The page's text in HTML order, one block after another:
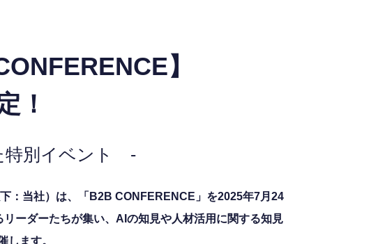
】
！
特別イベント -
：当社）は、「B2B CONFERENCE」を2025年7月24
ーダーたちが集い、AIの知見や人材活用に関する知見
します。